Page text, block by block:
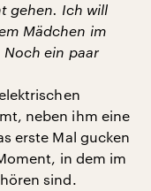
gehen. Ich will
Mädchen im
Noch ein paar
neben ihm eine
erste Mal gucken
in dem im
sind.